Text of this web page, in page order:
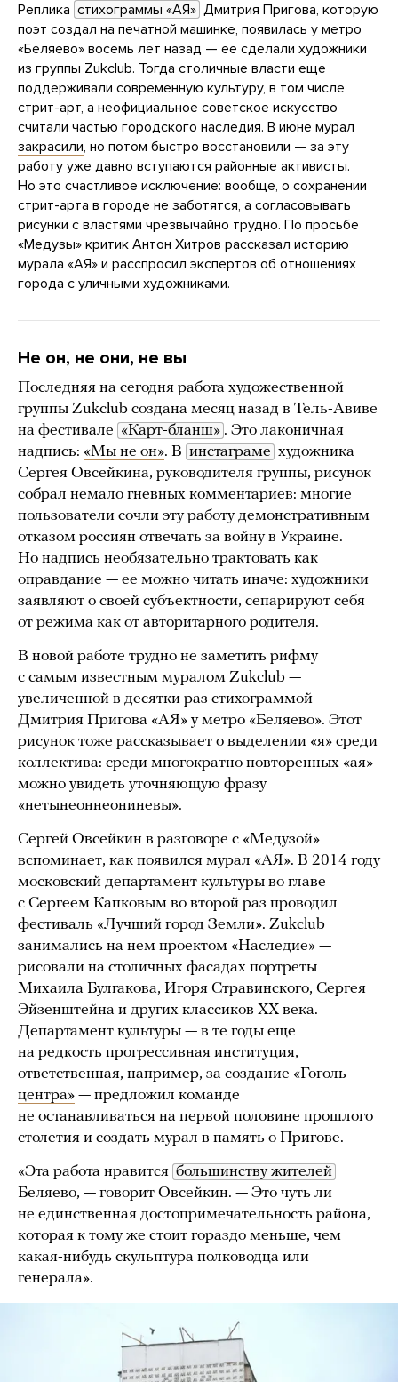
Реплика стихограммы «АЯ» Дмитрия Пригова, которую
поэт создал на печатной машинке, появилась у метро
«Беляево» восемь лет назад — ее сделали художники
из группы Zukclub. Тогда столичные власти еще
поддерживали современную культуру, в том числе
стрит-арт, а неофициальное советское искусство
считали частью городского наследия. В июне мурал
закрасили, но потом быстро восстановили — за эту
работу уже давно вступаются районные активисты.
Но это счастливое исключение: вообще, о сохранении
стрит-арта в городе не заботятся, а согласовывать
рисунки с властями чрезвычайно трудно. По просьбе
«Медузы» критик Антон Хитров рассказал историю
мурала «АЯ» и расспросил экспертов об отношениях
города с уличными художниками.
Не он, не они, не вы
Последняя на сегодня работа художественной
группы Zukclub создана месяц назад в Тель-Авиве
на фестивале «Карт-бланш» . Это лаконичная
надпись: «Мы не он». В инстаграме художника
Сергея Овсейкина, руководителя группы, рисунок
собрал немало гневных комментариев: многие
пользователи сочли эту работу демонстративным
отказом россиян отвечать за войну в Украине.
Но надпись необязательно трактовать как
оправдание — ее можно читать иначе: художники
заявляют о своей субъектности, сепарируют себя
от режима как от авторитарного родителя.
В новой работе трудно не заметить рифму
с самым известным муралом Zukclub —
увеличенной в десятки раз стихограммой
Дмитрия Пригова «АЯ» у метро «Беляево». Этот
рисунок тоже рассказывает о выделении «я» среди
коллектива: среди многократно повторенных «ая»
можно увидеть уточняющую фразу
«нетынеоннеониневы».
Сергей Овсейкин в разговоре с «Медузой»
вспоминает, как появился мурал «АЯ». В 2014 году
московский департамент культуры во главе
с Сергеем Капковым во второй раз проводил
фестиваль «Лучший город Земли». Zukclub
занимались на нем проектом «Наследие» —
рисовали на столичных фасадах портреты
Михаила Булгакова, Игоря Стравинского, Сергея
Эйзенштейна и других классиков XX века.
Департамент культуры — в те годы еще
на редкость прогрессивная институция,
ответственная, например, за создание «Гоголь-
центра» — предложил команде
не останавливаться на первой половине прошлого
столетия и создать мурал в память о Пригове.
«Эта работа нравится большинству жителей
Беляево, — говорит Овсейкин. — Это чуть ли
не единственная достопримечательность района,
которая к тому же стоит гораздо меньше, чем
какая-нибудь скульптура полководца или
генерала».